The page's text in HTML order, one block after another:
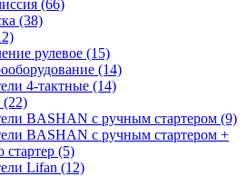
(66)
(38)
рулевое (15)
(14)
4-тактные (14)
(22)
BASHAN с ручным стартером (9)
BASHAN с ручным стартером +
стартер (5)
Lifan (12)